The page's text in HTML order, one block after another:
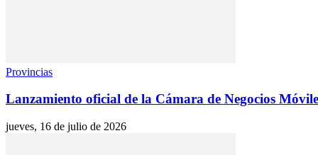
Provincias
Lanzamiento oficial de la Cámara de Negocios
jueves, 16 de julio de 2026